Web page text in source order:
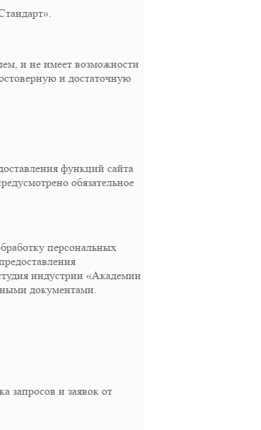
и не имеет возможности
и достаточную
функций сайта
обязательное
персональных
индустрии «Академии
документами.
запросов и заявок от